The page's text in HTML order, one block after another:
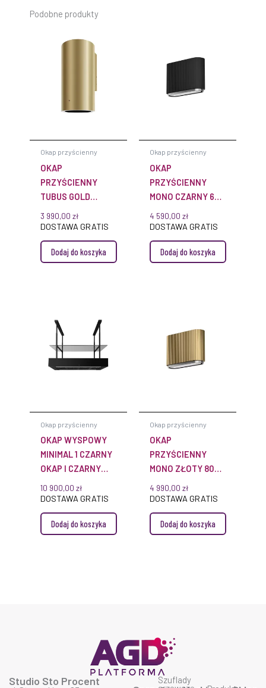
Podobne produkty
Okap przyścienny
OKAP
PRZYŚCIENNY
TUBUS GOLD
CDP3801ZS
3 990,00 zł
DOSTAWA GRATIS
Dodaj do koszyka
Okap przyścienny
OKAP
PRZYŚCIENNY
MONO CZARNY 60
CDP6003B
4 590,00 zł
DOSTAWA GRATIS
Dodaj do koszyka
Okap przyścienny
OKAP WYSPOWY
MINIMAL 1 CZARNY
OKAP I CZARNY
PANEL FABRYCZNY
120CM CIARKO
CDW1201C
10 900,00 zł
DOSTAWA GRATIS
Dodaj do koszyka
Okap przyścienny
OKAP
PRZYŚCIENNY
MONO ZŁOTY 80
CM CIARKO
CDP8001G
4 990,00 zł
DOSTAWA GRATIS
Dodaj do koszyka
Studio Sto Procent Szuflady